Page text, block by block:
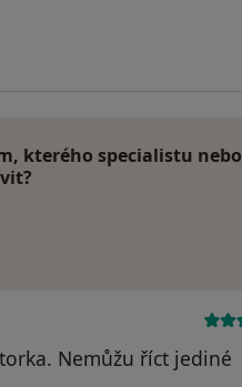
kterého specialistu nebo
Nemůžu říct jediné